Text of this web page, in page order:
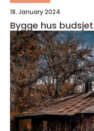
18. January 2024
Bygge hus